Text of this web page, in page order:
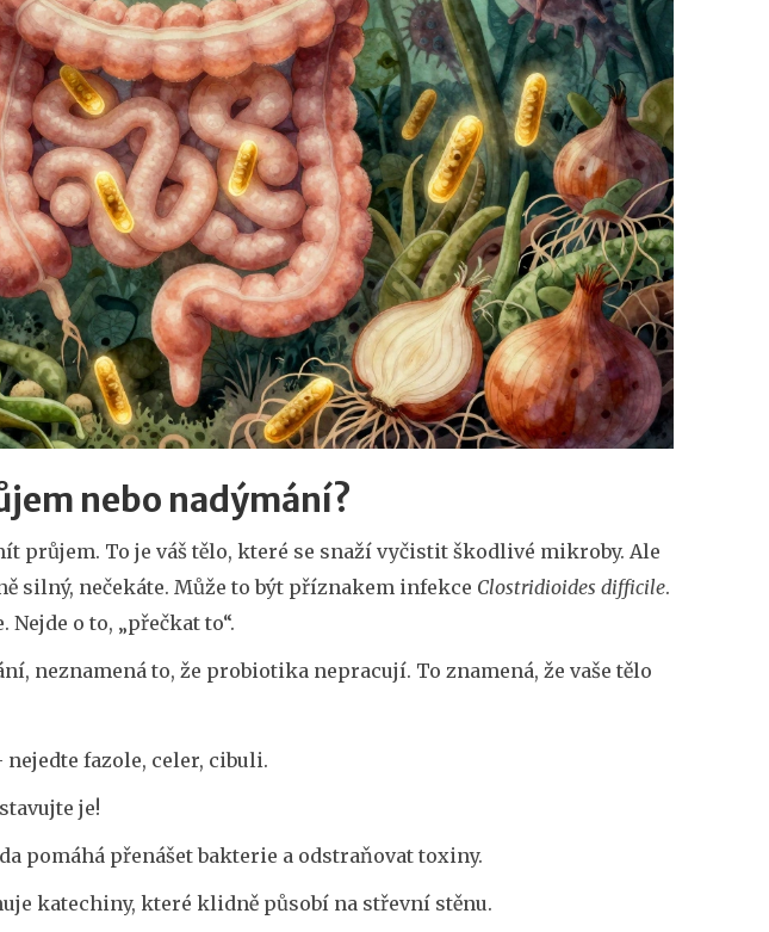
nebo nadýmání?
průjem. To je váš tělo, které se snaží vyčistit škodlivé mikroby. Ale
silný, nečekáte. Může to být příznakem infekce Clostridioides difficile.
o to, „přečkat to“.
neznamená to, že probiotika nepracují. To znamená, že vaše tělo
fazole, celer, cibuli.
je!
pomáhá přenášet bakterie a odstraňovat toxiny.
katechiny, které klidně působí na střevní stěnu.